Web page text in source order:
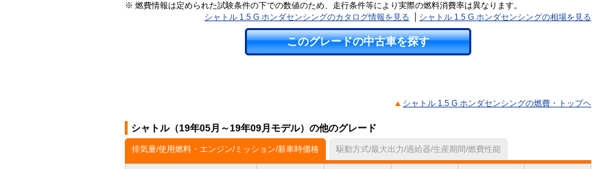
※ 燃費情報は定められた試験条件の下での数値のため、走行条件等により実際の燃料消費率は異なります。
シャトル 1.5 G ホンダセンシングのカタログ情報を見る
シャトル 1.5 G ホンダセンシングの相場を見る
このグレードの中古車を探す
シャトル 1.5 G ホンダセンシングの燃費・トップヘ
シャトル（19年05月～19年09月モデル）の他のグレード
排気量/使用燃料・エンジン/ミッション/新車時価格 駆動方式/最大出力/過給器/生産期間/燃費性能